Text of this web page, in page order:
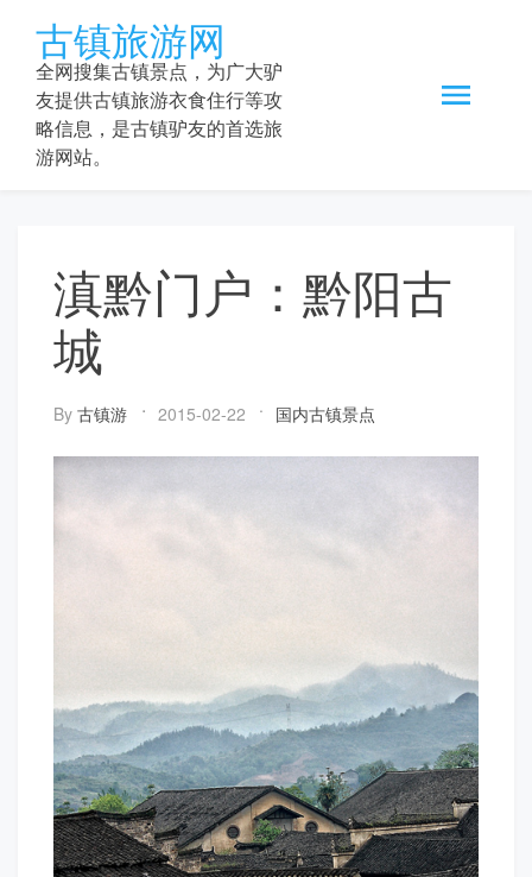
content
古镇旅游网
全网搜集古镇景点，为广大驴
友提供古镇旅游衣食住行等攻
略信息，是古镇驴友的首选旅
游网站。
滇黔门户：黔阳古
城
By 古镇游 2015-02-22 国内古镇景点